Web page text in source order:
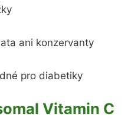
ani konzervanty
pro diabetiky
Vitamin C